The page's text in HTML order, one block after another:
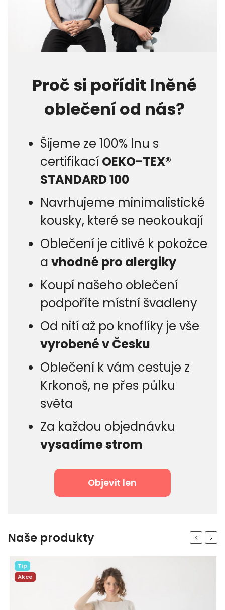
Proč si pořídit lněné
oblečení od nás?
Šijeme ze 100% lnu s
certifikací OEKO-TEX®
STANDARD 100
Navrhujeme minimalistické
kousky, které se neokoukají
Oblečení je citlivé k pokožce
a vhodné pro alergiky
Koupí našeho oblečení
podpoříte místní švadleny
Od nití až po knoflíky je vše
vyrobené v Česku
Oblečení k vám cestuje z
Krkonoš, ne přes půlku
světa
Za každou objednávku
vysadíme strom
Objevit len
Naše produkty Previous
Tip
Akce
Next